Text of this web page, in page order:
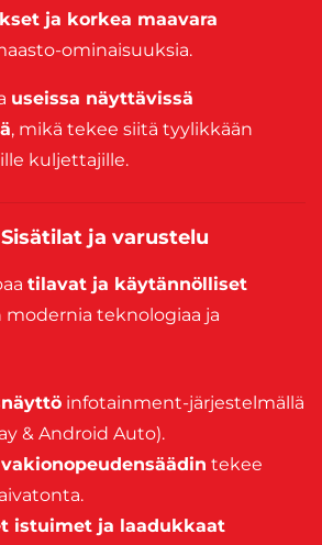
ja korkea maavara
ominaisuuksia.
useissa näyttävissä
, mikä tekee siitä tyylikkään
kuljettajille.
ja varustelu
tilavat ja käytännölliset
modernia teknologiaa ja
infotainment-järjestelmällä
& Android Auto).
tekee
istuimet ja laadukkaat